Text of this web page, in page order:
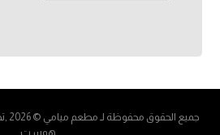
جميع الحقوق محفوظة لـ مطعم ميامي © 2026 ,تصميم واستضافة شركة
هوست